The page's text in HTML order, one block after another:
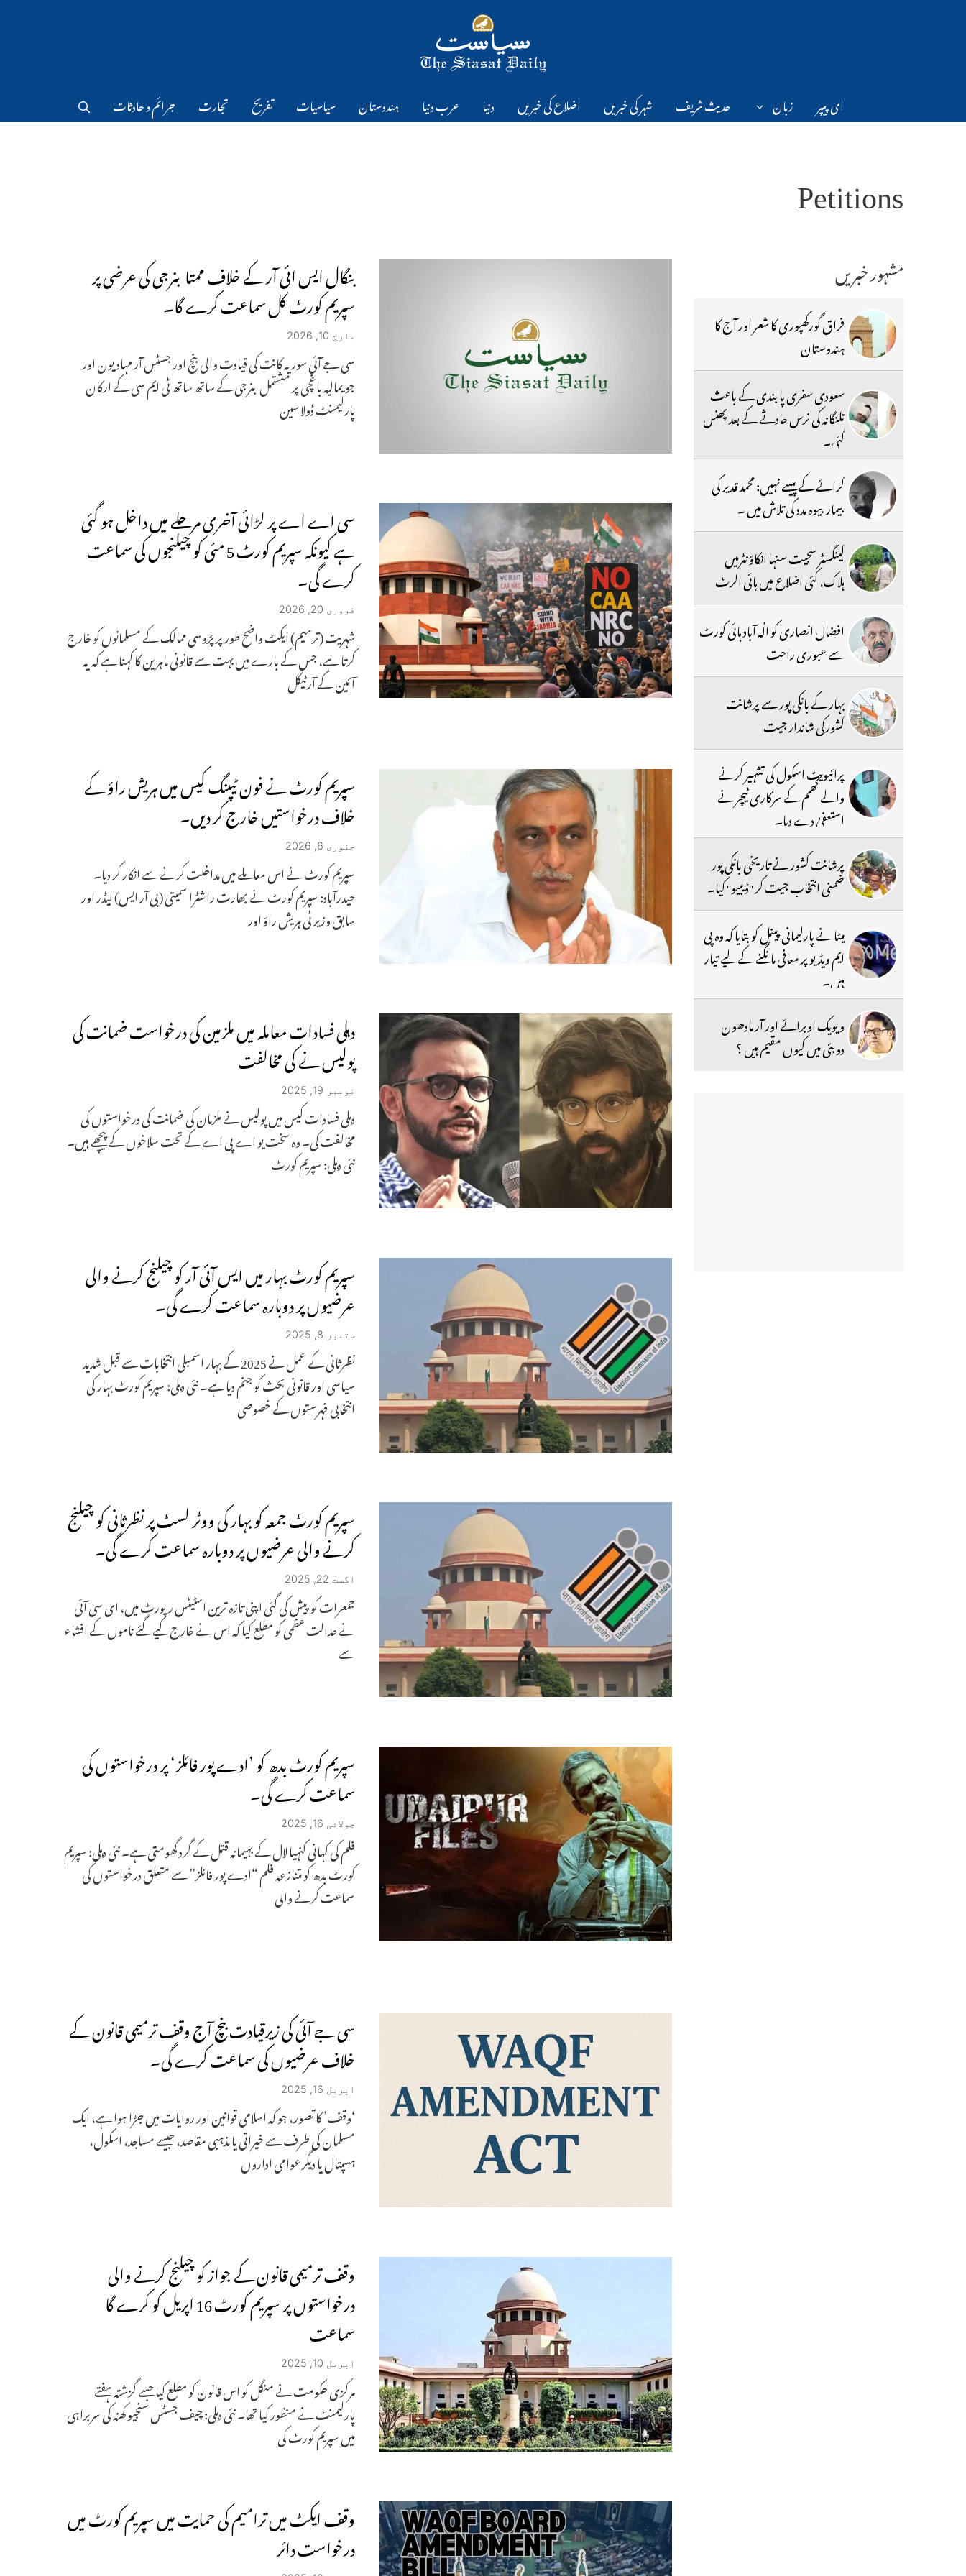
ای پیپر زبان حدیث شریف شہر کی خبریں اضلاع کی خبریں دنیا عرب دنیا ہندوستان سیاسیات تفریح تجارت جرائم و حادثات
Petitions
بنگال ایس ائی آر کے خلاف ممتا بنرجی کی عرضی پر
سپریم کورٹ کل سماعت کرے گا۔
مارچ 10, 2026
سی جے آئی سوریہ کانت کی قیادت والی بنچ اور جسٹس آر مہادیون اور
جویمالیہ باغچی پر مشتمل بنرجی کے ساتھ ساتھ ٹی ایم سی کے ارکان
پارلیمنٹ ڈولا سین
سی اے اے پر لڑائی آخری مرحلے میں داخل ہو گئی
ہے کیونکہ سپریم کورٹ 5 مئی کو چیلنجوں کی سماعت
کرے گی۔
فروری 20, 2026
شہریت (ترمیم) ایکٹ واضح طور پر پڑوسی ممالک کے مسلمانوں کو خارج
کرتا ہے، جس کے بارے میں بہت سے قانونی ماہرین کا کہنا ہے کہ یہ
آئین کے آرٹیکل
سپریم کورٹ نے فون ٹیپنگ کیس میں ہریش راؤ کے
خلاف درخواستیں خارج کر دیں۔
جنوری 6, 2026
سپریم کورٹ نے اس معاملے میں مداخلت کرنے سے انکار کر دیا۔
حیدرآباد: سپریم کورٹ نے بھارت راشٹرا سمیتی (بی آر ایس) لیڈر اور
سابق وزیر ٹی ہریش راؤ اور
دہلی فسادات معاملہ میں ملزمین کی درخواست ضمانت کی
پولیس نے کی مخالفت
نومبر 19, 2025
دہلی فسادات کیس میں پولیس نے ملزمان کی ضمانت کی درخواستوں کی
مخالفت کی۔ وہ سخت یو اے پی اے کے تحت سلاخوں کے پیچھے ہیں۔
نئی دہلی: سپریم کورٹ
سپریم کورٹ بہار میں ایس آئی آر کو چیلنج کرنے والی
عرضیوں پر دوبارہ سماعت کرے گی۔
ستمبر 8, 2025
نظرثانی کے عمل نے 2025 کے بہار اسمبلی انتخابات سے قبل شدید
سیاسی اور قانونی بحث کو جنم دیا ہے۔ نئی دہلی: سپریم کورٹ بہار کی
انتخابی فہرستوں کے خصوصی
سپریم کورٹ جمعہ کو بہار کی ووٹر لسٹ پر نظرثانی کو چیلنج
کرنے والی عرضیوں پر دوبارہ سماعت کرے گی۔
اگست 22, 2025
جمعرات کو پیش کی گئی اپنی تازہ ترین اسٹیٹس رپورٹ میں، ای سی آئی
نے عدالت عظمیٰ کو مطلع کیا کہ اس نے خارج کیے گئے ناموں کے افشاء
سے
سپریم کورٹ بدھ کو ’ادے پور فائلز‘ پر درخواستوں کی
سماعت کرے گی۔
جولائی 16, 2025
فلم کی کہانی کنہیا لال کے بہیمانہ قتل کے گرد گھومتی ہے۔ نئی دہلی: سپریم
کورٹ بدھ کو متنازعہ فلم “ادے پور فائلز” سے متعلق درخواستوں کی
سماعت کرنے والی
سی جے آئی کی زیرقیادت بنچ آج وقف ترمیمی قانون کے
خلاف عرضیوں کی سماعت کرے گی۔
اپریل 16, 2025
‘وقف’ کا تصور، جو کہ اسلامی قوانین اور روایات میں جڑا ہوا ہے، ایک
مسلمان کی طرف سے خیراتی یا مذہبی مقاصد، جیسے مساجد، اسکول،
ہسپتال یا دیگر عوامی اداروں
وقف ترمیمی قانون کے جواز کو چیلنج کرنے والی
درخواستوں پر سپریم کورٹ 16 اپریل کو کرے گا
سماعت
اپریل 10, 2025
مرکزی حکومت نے منگل کو اس قانون کو مطلع کیا جسے گزشتہ ہفتے
پارلیمنٹ نے منظور کیا تھا۔ نئی دہلی: چیف جسٹس سنجیو کھنہ کی سربراہی
میں سپریم کورٹ کی
وقف ایکٹ میں ترامیم کی حمایت میں سپریم کورٹ میں
درخواست دائر
مشہور خبریں
فراق گورکھپوری کا شعر اور آج کا
ہندوستان
سعودی سفری پابندی کے باعث
تلنگانہ کی نرس حادثے کے بعد پھنس
گئی۔
کرائے کے پیسے نہیں: محمد قدیر کی
بیمار بیوہ مدد کی تلاش میں ۔
گینگسٹر سجیت سنہا انکاؤنٹرمیں
ہلاک، کئی اضلاع میں ہائی الرٹ
افضال انصاری کو الٰہ آباد ہائی کورٹ
سے عبوری راحت
بہار کے بانکی پور سے پرشانت
کشورکی شاندار جیت
پرائیویٹ اسکول کی تشہیر کرنے
والے کھمم کے سرکاری ٹیچر نے
استعفیٰ دے دیا۔
پرشانت کشور نے تاریخی بانکی پور
ضمنی انتخاب جیت کر ''ڈیبیو'' کیا۔
میٹا نے پارلیمانی پینل کو بتایا کہ وہ پی
ایم ویڈیو پر معافی مانگنے کے لیے تیار
ہیں۔
ویویک اوبرائے اور آر مادھون
دوبئی میں کیوں مقیم ہیں ؟